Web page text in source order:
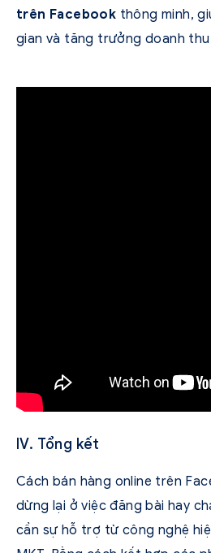
trên Facebook thông minh,
gian và tăng trưởng doanh
IV. Tổng kết
Cách bán hàng online trên
dừng lại ở việc đăng bài hay
cần sự hỗ trợ từ công nghệ